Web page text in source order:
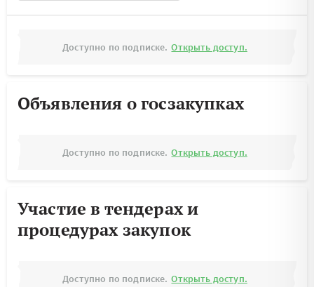
Доступно по подписке. Открыть доступ.
Объявления о госзакупках
Доступно по подписке. Открыть доступ.
Участие в тендерах и
процедурах закупок
Доступно по подписке. Открыть доступ.